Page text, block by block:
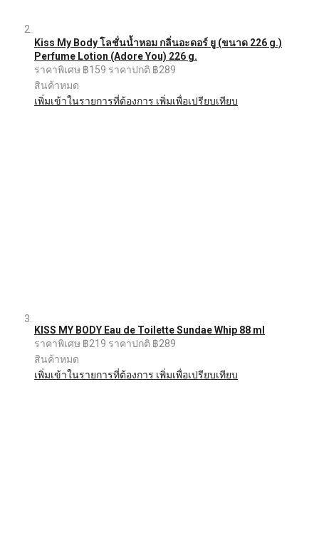
Kiss My Body โลชั่นน้ำหอม กลิ่นอะดอร์ ยู (ขนาด 226 g.)
Perfume Lotion (Adore You) 226 g.
ราคาพิเศษ ฿159 ราคาปกติ ฿289
สินค้าหมด
เพิ่มเข้าในรายการที่ต้องการ เพิ่มเพื่อเปรียบเทียบ
KISS MY BODY Eau de Toilette Sundae Whip 88 ml
ราคาพิเศษ ฿219 ราคาปกติ ฿289
สินค้าหมด
เพิ่มเข้าในรายการที่ต้องการ เพิ่มเพื่อเปรียบเทียบ